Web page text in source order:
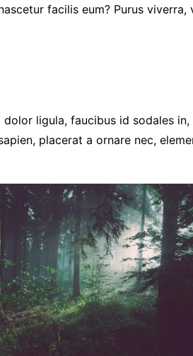
facilis eum? Purus
ligula, faucibus id sodales
placerat a ornare nec,